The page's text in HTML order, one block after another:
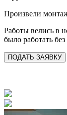
Произвели
Работы велись в
было работать
ПОДАТЬ ЗАЯВКУ